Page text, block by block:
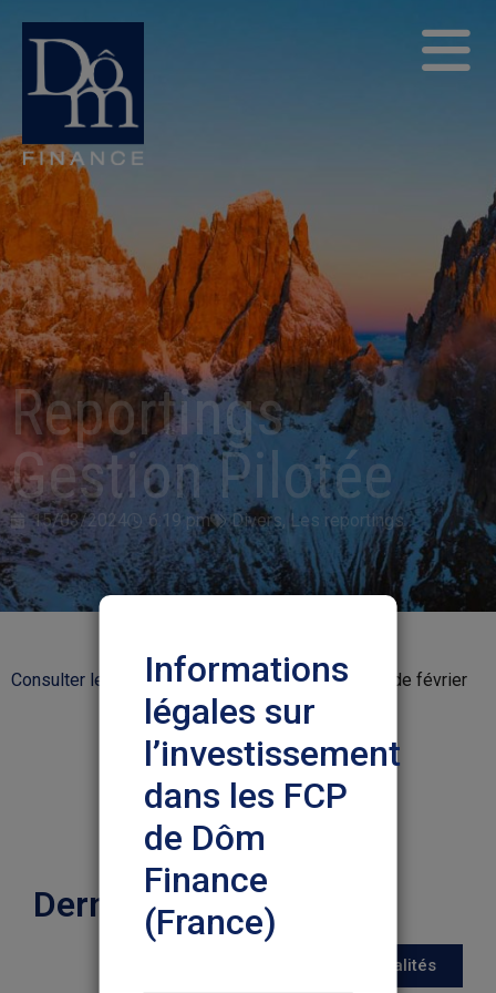
Reportings
Gestion Pilotée
15/03/2024 6:19 pm Divers, Les reportings
Consulter les reportingsGestion pilotée du mois de février
Dernières actualités
Toutes les actualités
Informations
légales sur
l’investissement
dans les FCP
de Dôm
Finance
(France)